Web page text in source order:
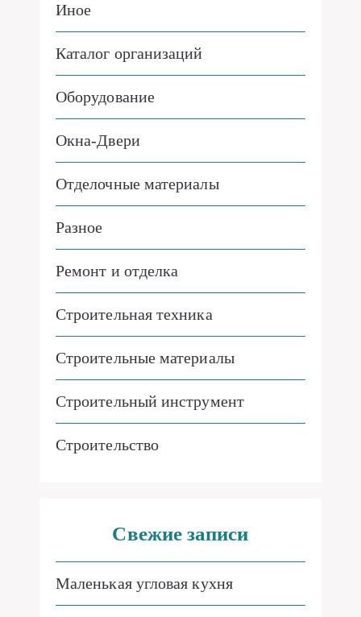
Иное
Каталог организаций
Оборудование
Окна-Двери
Отделочные материалы
Разное
Ремонт и отделка
Строительная техника
Строительные материалы
Строительный инструмент
Строительство
Свежие записи
Маленькая угловая кухня